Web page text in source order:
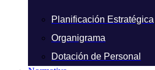
Planificación Estratégica
Organigrama
Dotación de Personal